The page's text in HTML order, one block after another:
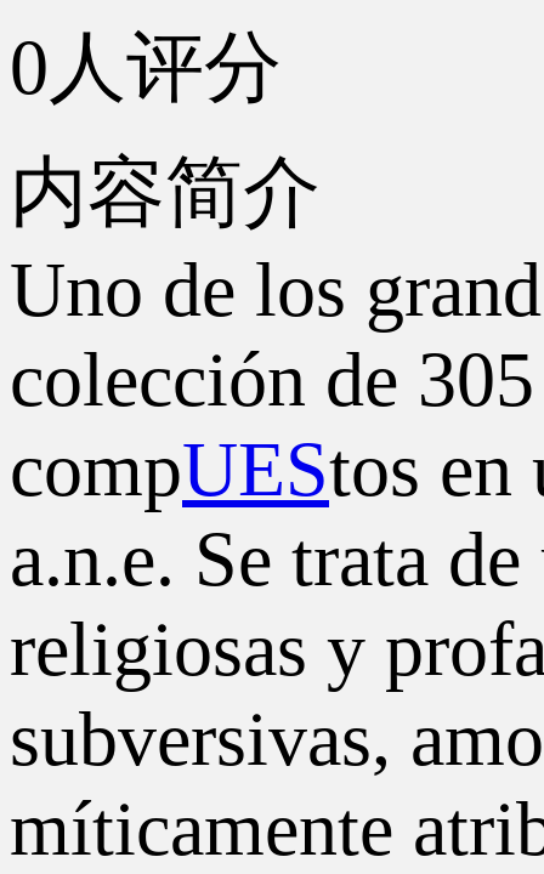
0人评分
内容简介
Uno de los
colección de
compUEStos en
a.n.e. Se trata
religiosas y
subversivas,
míticamente